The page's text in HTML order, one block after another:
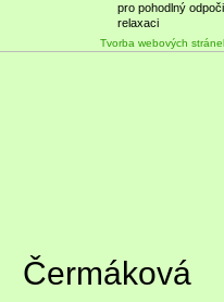
pro pohodlný
relaxaci
Tvorba webových
Čermáková